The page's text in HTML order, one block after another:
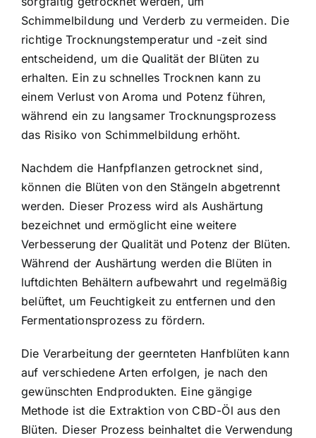
Schimmelbildung und Verderb zu vermeiden. Die
richtige Trocknungstemperatur und -zeit sind
entscheidend, um die Qualität der Blüten zu
erhalten. Ein zu schnelles Trocknen kann zu
einem Verlust von Aroma und Potenz führen,
während ein zu langsamer Trocknungsprozess
das Risiko von Schimmelbildung erhöht.
Nachdem die Hanfpflanzen getrocknet sind,
können die Blüten von den Stängeln abgetrennt
werden. Dieser Prozess wird als Aushärtung
bezeichnet und ermöglicht eine weitere
Verbesserung der Qualität und Potenz der Blüten.
Während der Aushärtung werden die Blüten in
luftdichten Behältern aufbewahrt und regelmäßig
belüftet, um Feuchtigkeit zu entfernen und den
Fermentationsprozess zu fördern.
Die Verarbeitung der geernteten Hanfblüten kann
auf verschiedene Arten erfolgen, je nach den
gewünschten Endprodukten. Eine gängige
Methode ist die Extraktion von CBD-Öl aus den
Blüten. Dieser Prozess beinhaltet die Verwendung